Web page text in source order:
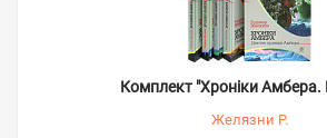
Комплект "Хроніки Амбера.
Желязни Р.